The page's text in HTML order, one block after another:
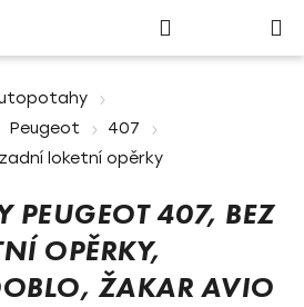
Přihlášení
košík
Peugeot
407
loketní opěrky
PEUGEOT 407, BEZ
OPĚRKY,
ŽAKAR AVIO